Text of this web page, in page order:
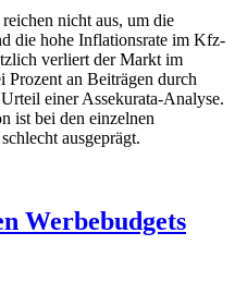
nicht aus, um die
die hohe Inflationsrate im Kfz-
verliert der Markt im
an Beiträgen durch
einer Assekurata-Analyse.
ist bei den einzelnen
ausgeprägt.
Werbebudgets